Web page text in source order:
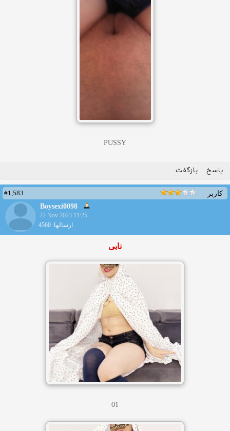
PUSSY
پاسخ بازگفت
کاربر
#1,583
Boysexi0098
22 Nov 2023 11:25
ارسالها: 4560
نابی
01